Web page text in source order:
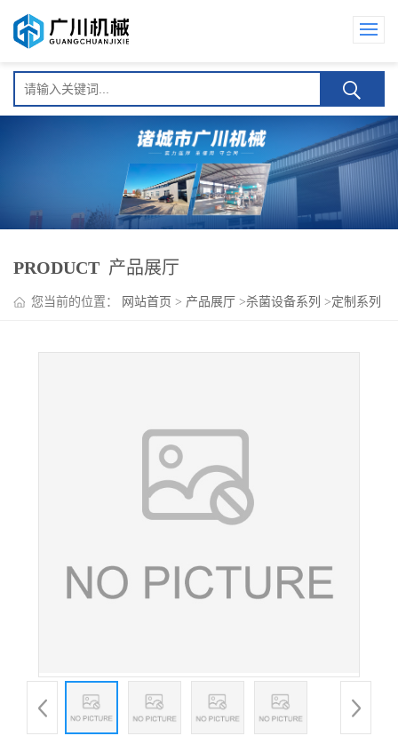
PRODUCT 产品展厅
您当前的位置： 网站首页 > 产品展厅 >杀菌设备系列 >定制系列